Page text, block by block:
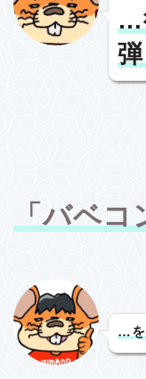
…
「バベ
…を